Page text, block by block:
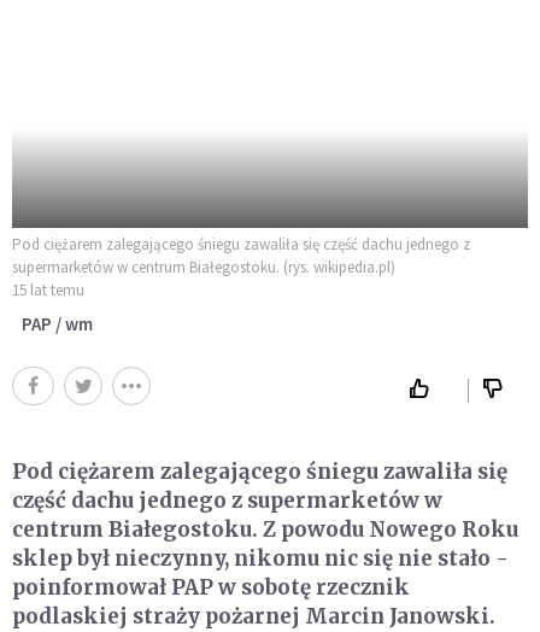
Pod ciężarem zalegającego śniegu zawaliła się część dachu jednego z
supermarketów w centrum Białegostoku. (rys. wikipedia.pl)
15 lat temu
PAP / wm
Pod ciężarem zalegającego śniegu zawaliła się
część dachu jednego z supermarketów w
centrum Białegostoku. Z powodu Nowego Roku
sklep był nieczynny, nikomu nic się nie stało -
poinformował PAP w sobotę rzecznik
podlaskiej straży pożarnej Marcin Janowski.